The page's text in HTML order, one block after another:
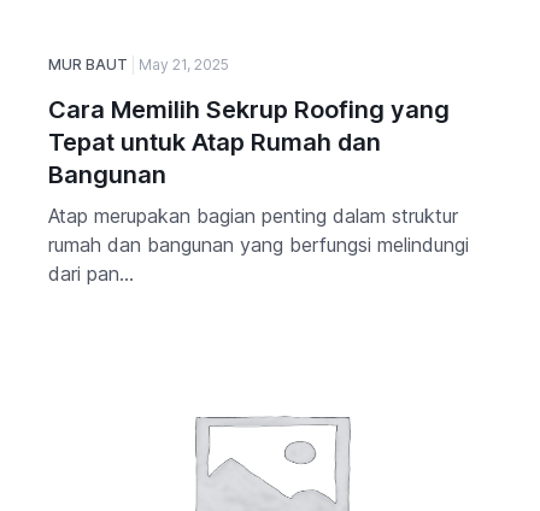
MUR BAUT May 21, 2025
Cara Memilih Sekrup Roofing yang
Tepat untuk Atap Rumah dan
Bangunan
Atap merupakan bagian penting dalam struktur
rumah dan bangunan yang berfungsi melindungi
dari pan...